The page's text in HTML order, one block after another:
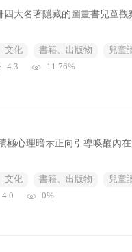
四大名著隱藏的圖畫書兒童
文化 書籍、出版物 兒童
4.3 11.76%
極心理暗示正向引導喚醒內
文化 書籍、出版物
兒童
4.0 0%